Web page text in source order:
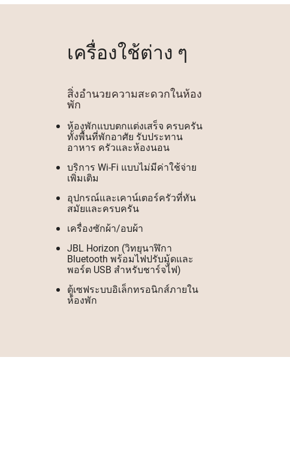
เครื่องใช้ต่าง ๆ
สิ่งอำนวยความสะดวกในห้อง
พัก
ห้องพักแบบตกแต่งเสร็จ ครบครัน
ทั้งพื้นที่พักอาศัย รับประทาน
อาหาร ครัวและห้องนอน
บริการ Wi-Fi แบบไม่มีค่าใช้จ่าย
เพิ่มเติม
อุปกรณ์และเคาน์เตอร์ครัวที่ทัน
สมัยและครบครัน
เครื่องซักผ้า/อบผ้า
JBL Horizon (วิทยุนาฬิกา
Bluetooth พร้อมไฟปรับมู้ดและ
พอร์ต USB สำหรับชาร์จไฟ)
ตู้เซฟระบบอิเล็กทรอนิกส์ภายใน
ห้องพัก